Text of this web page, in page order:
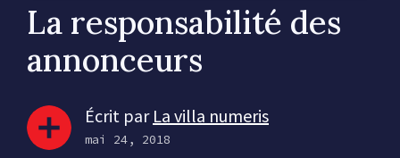
La responsabilité des
annonceurs
Écrit par La villa numeris
mai 24, 2018